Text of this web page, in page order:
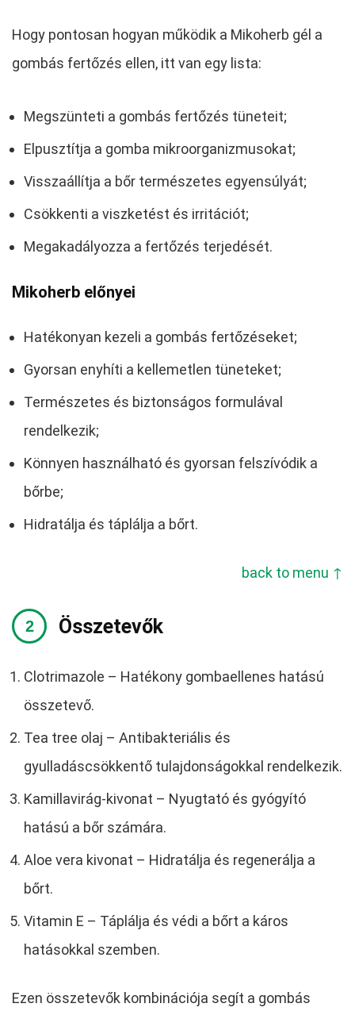
Hogy pontosan hogyan működik a Mikoherb gél a
gombás fertőzés ellen, itt van egy lista:
Megszünteti a gombás fertőzés tüneteit;
Elpusztítja a gomba mikroorganizmusokat;
Visszaállítja a bőr természetes egyensúlyát;
Csökkenti a viszketést és irritációt;
Megakadályozza a fertőzés terjedését.
Mikoherb előnyei
Hatékonyan kezeli a gombás fertőzéseket;
Gyorsan enyhíti a kellemetlen tüneteket;
Természetes és biztonságos formulával
rendelkezik;
Könnyen használható és gyorsan felszívódik a
bőrbe;
Hidratálja és táplálja a bőrt.
back to menu ↑
Összetevők
Clotrimazole – Hatékony gombaellenes hatású
összetevő.
Tea tree olaj – Antibakteriális és
gyulladáscsökkentő tulajdonságokkal rendelkezik.
Kamillavirág-kivonat – Nyugtató és gyógyító
hatású a bőr számára.
Aloe vera kivonat – Hidratálja és regenerálja a
bőrt.
Vitamin E – Táplálja és védi a bőrt a káros
hatásokkal szemben.
Ezen összetevők kombinációja segít a gombás